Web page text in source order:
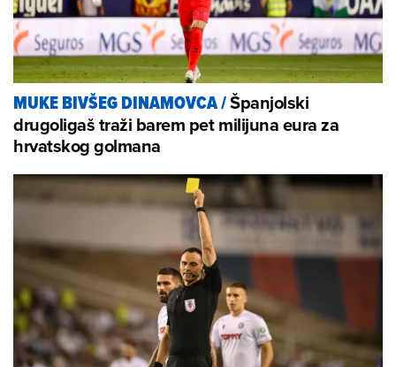
MUKE BIVŠEG DINAMOVCA/Španjolski
drugoligaš traži barem pet milijuna eura za
hrvatskog golmana